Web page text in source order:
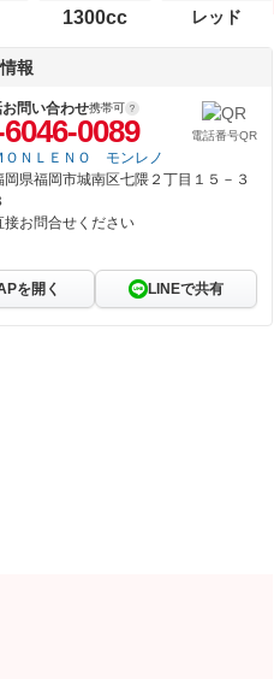
1300cc レッド
報
お問い合わせ携帯可
0089 電話番号QR
ＯＮＬＥＮＯ モンレノ
岡県福岡市城南区七隈２丁目１５－３
接お問合せください
を開く LINEで共有